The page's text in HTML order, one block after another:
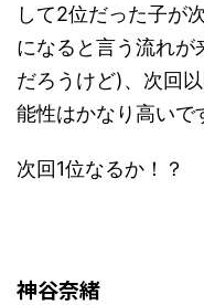
して2位だった子が
になると言う流れが
だろうけど)、次回
能性はかなり高いで
次回1位なるか！？
神谷奈緒